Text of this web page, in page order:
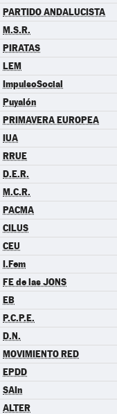
PARTIDO ANDALUCISTA
M.S.R.
PIRATAS
LEM
ImpulsoSocial
Puyalón
PRIMAVERA EUROPEA
IUA
RRUE
D.E.R.
M.C.R.
PACMA
CILUS
CEU
I.Fem
FE de las JONS
EB
P.C.P.E.
D.N.
MOVIMIENTO RED
EPDD
SAIn
ALTER